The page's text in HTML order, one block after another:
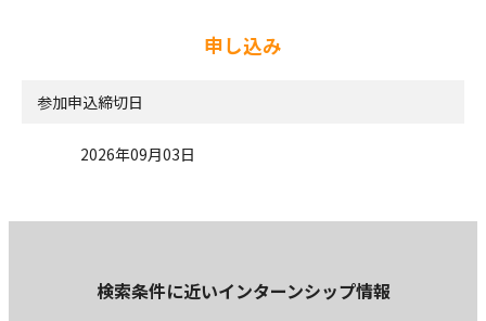
申し込み
参加申込締切日
2026年09月03日
検索条件に近いインターンシップ情報